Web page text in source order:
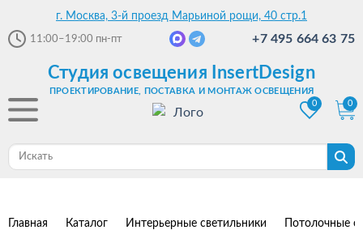
г. Москва, 3-й проезд Марьиной рощи, 40 стр.1
11:00–19:00 пн-пт +7 495 664 63 75
Студия освещения InsertDesign
ПРОЕКТИРОВАНИЕ, ПОСТАВКА И МОНТАЖ ОСВЕЩЕНИЯ
0
0
Главная Каталог Интерьерные светильники Потолочные